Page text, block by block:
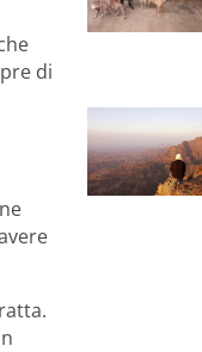
di